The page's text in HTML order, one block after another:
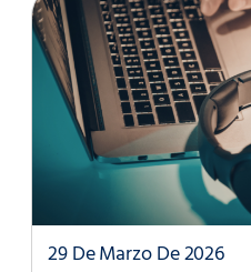
29 De Marzo De 2026